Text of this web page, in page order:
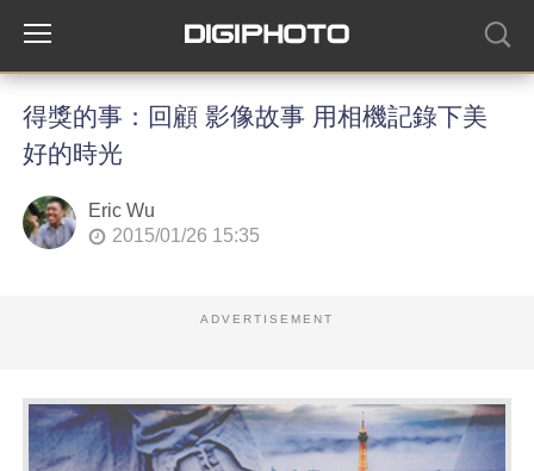
得獎的事：回顧 影像故事 用相機記錄下美
好的時光
Eric Wu
2015/01/26 15:35
ADVERTISEMENT